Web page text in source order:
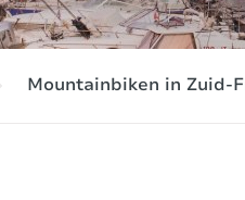
Mountainbiken in Zuid-